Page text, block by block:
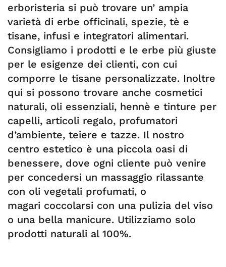
erboristeria si può trovare un’ ampia
varietà di erbe officinali, spezie, tè e
tisane, infusi e integratori alimentari.
Consigliamo i prodotti e le erbe più giuste
per le esigenze dei clienti, con cui
comporre le tisane personalizzate. Inoltre
qui si possono trovare anche cosmetici
naturali, oli essenziali, hennè e tinture per
capelli, articoli regalo, profumatori
d’ambiente, teiere e tazze. Il nostro
centro estetico è una piccola oasi di
benessere, dove ogni cliente può venire
per concedersi un massaggio rilassante
con oli vegetali profumati, o
magari coccolarsi con una pulizia del viso
o una bella manicure. Utilizziamo solo
prodotti naturali al 100%.